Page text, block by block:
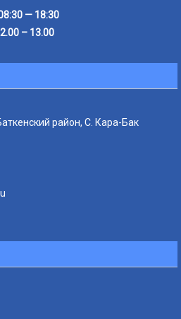
— 18:30
– 13.00
район, С. Кара-Бак